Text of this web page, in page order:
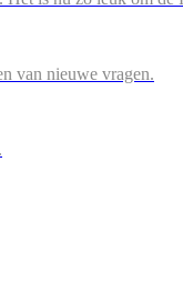
van nieuwe vragen.